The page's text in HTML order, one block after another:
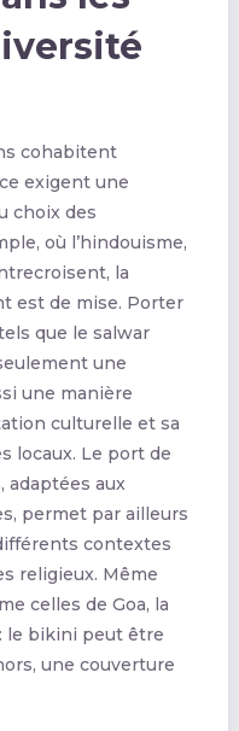
cohabitent
exigent une
choix des
où l’hindouisme,
la
est de mise. Porter
que le salwar
une
une manière
culturelle et sa
locaux. Le port de
adaptées aux
permet par ailleurs
contextes
religieux. Même
celles de Goa, la
le bikini peut être
une couverture